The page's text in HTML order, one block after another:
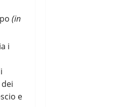
(in
i
e